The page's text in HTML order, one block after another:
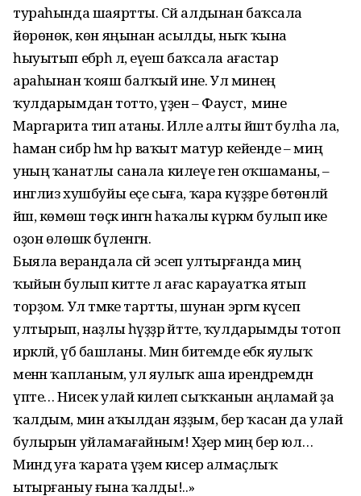
тураһында шаяртты. Сәй алдынан баҡсала
йөрөнөк, көн яңынан асылды, ныҡ ҡына
һыуытып ебәрһә лә, еүеш баҡсала ағастар
араһынан ҡояш балҡый ине. Ул минең
ҡулдарымдан тотто, үҙен – Фауст, ә мине
Маргарита тип атаны. Илле алты йәштә булһа ла,
һаман сибәр һәм һәр ваҡыт матур кейенде – миңә
уның ҡанатлы санала килеүе генә оҡшаманы, –
инглиз хушбуйы еҫе сыға, ҡара күҙҙәре бөтөнләй
йәш, көмөш төҫкә ингән һаҡалы күркәм булып ике
оҙон өлөшкә бүленгән.
Быяла верандала сәй эсеп ултырғанда миңә
ҡыйын булып китте лә ағас карауатҡа ятып
торҙом. Ул тәмәке тартты, шунан эргәмә күсеп
ултырып, наҙлы һүҙҙәр әйтте, ҡулдарымды тотоп
иркәләй, үбә башланы. Мин битемде ебәк яулыҡ
менән ҡапланым, ул яулыҡ аша ирендәремдән
үпте… Нисек улай килеп сыҡҡанын аңламай ҙа
ҡалдым, мин аҡылдан яҙҙым, бер ҡасан да улай
булырын уйламағайным! Хәҙер миңә бер юл…
Миндә уға ҡарата үҙем кисерә алмаҫлыҡ
ытырғаныу ғына ҡалды!..»